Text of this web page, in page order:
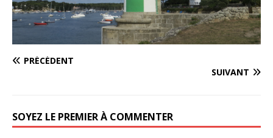
PRÉCÉDENT
SUIVANT
SOYEZ LE PREMIER À COMMENTER